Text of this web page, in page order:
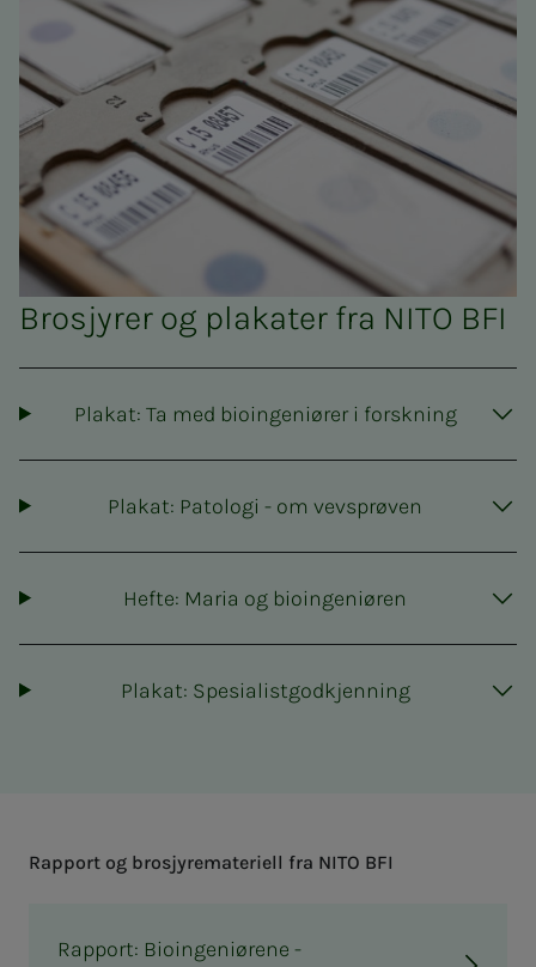
Brosjyrer og plakater fra NITO BFI
Plakat: Ta med bioingeniører i forskning
Plakat: Patologi - om vevsprøven
Hefte: Maria og bioingeniøren
Plakat: Spesialistgodkjenning
Rap­­­port og bro­­­sjy­­re­­­ma­­­te­ri­ell fra NITO BFI
Rapport: Bioingeniørene -